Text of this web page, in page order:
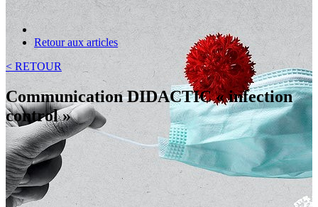
Retour aux articles
< RETOUR
Communication DIDACTIC « infection
control »